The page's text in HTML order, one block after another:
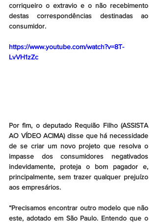
corriqueiro o extravio e o não recebimento
destas correspondências destinadas ao
consumidor.
https://www.youtube.com/watch?v=8T-
LvVH1zZc
Por fim, o deputado Requião Filho (ASSISTA
AO VÍDEO ACIMA) disse que há necessidade
de se criar um novo projeto que resolva o
impasse dos consumidores negativados
indevidamente, proteja o bom pagador e,
principalmente, sem trazer qualquer prejuízo
aos empresários.
“Precisamos encontrar outro modelo que não
este, adotado em São Paulo. Entendo que o